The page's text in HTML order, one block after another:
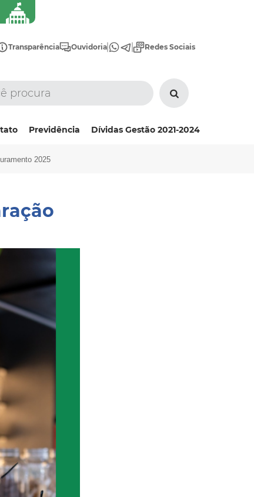
Transparência Ouvidoria Redes Sociais
Previdência Dívidas Gestão 2021-2024
2025